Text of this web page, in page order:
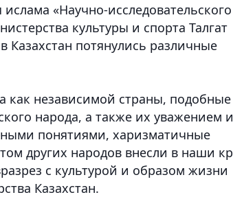
«Научно-
культуры и спорта Талгат
Казахстан потянулись различные
как независимой страны, подобные
народа, а также их уважением и
понятиями, харизматичные
других народов внесли в наши
с культурой и образом жизни
Казахстан.